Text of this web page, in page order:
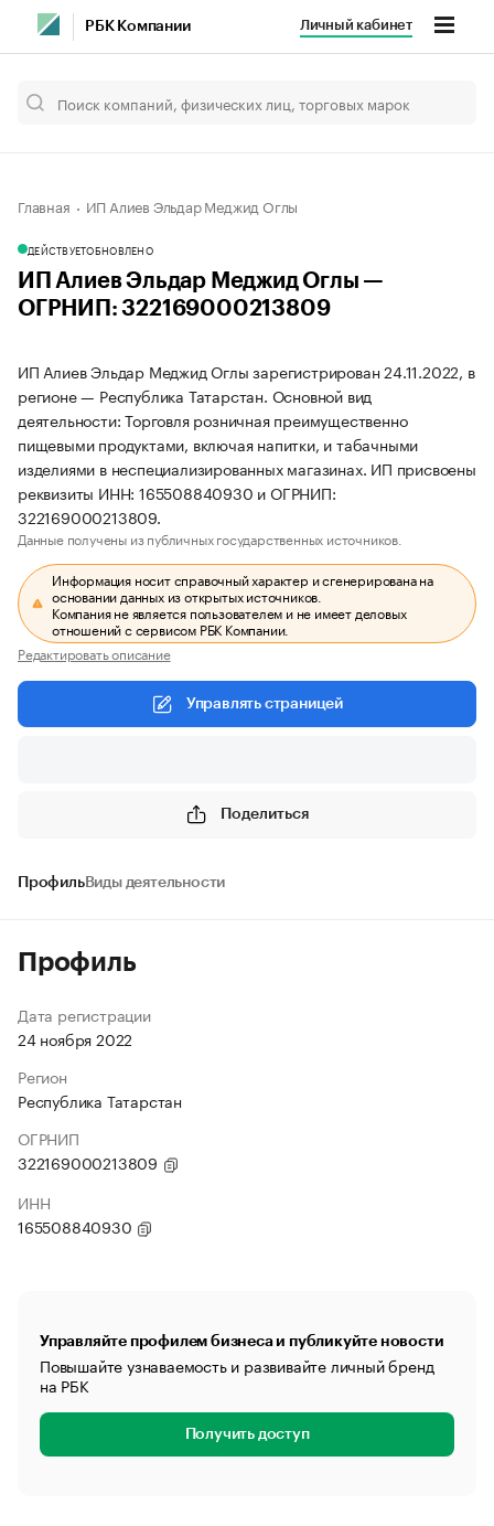
РБК Компании Личный кабинет
Главная ИП Алиев Эльдар Меджид Оглы
ДЕЙСТВУЕТОБНОВЛЕНО
ИП Алиев Эльдар Меджид Оглы —
ОГРНИП: 322169000213809
ИП Алиев Эльдар Меджид Оглы зарегистрирован 24.11.2022, в
регионе — Республика Татарстан. Основной вид
деятельности: Торговля розничная преимущественно
пищевыми продуктами, включая напитки, и табачными
изделиями в неспециализированных магазинах. ИП присвоены
реквизиты ИНН: 165508840930 и ОГРНИП:
322169000213809.
Данные получены из публичных государственных источников.
Информация носит справочный характер и сгенерирована на
основании данных из открытых источников.
Компания не является пользователем и не имеет деловых
отношений с сервисом РБК Компании.
Редактировать описание
Управлять страницей
Поделиться
ПрофильВиды деятельности
Профиль
Дата регистрации
24 ноября 2022
Регион
Республика Татарстан
ОГРНИП
322169000213809
ИНН
165508840930
Управляйте профилем бизнеса и публикуйте новости
Повышайте узнаваемость и развивайте личный бренд
на РБК
Получить доступ